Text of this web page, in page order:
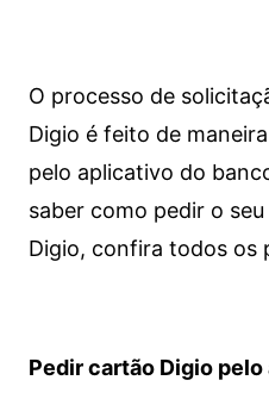
O processo de
Digio é feito de
pelo aplicativo do
saber como pedir o
Digio, confira todos os
Pedir cartão Digio